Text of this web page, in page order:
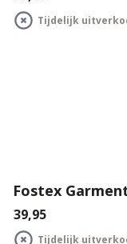
Tijdelijk
Fostex
€39,95
Tijdelijk